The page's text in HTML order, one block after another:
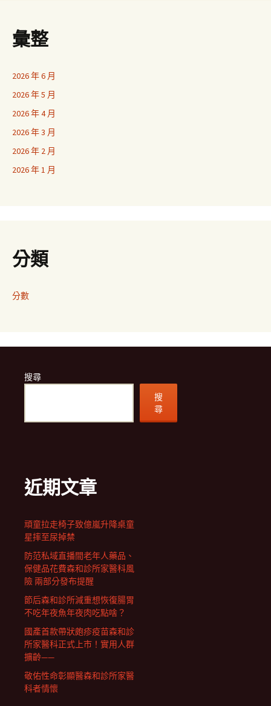
彙整
2026 年 6 月
2026 年 5 月
2026 年 4 月
2026 年 3 月
2026 年 2 月
2026 年 1 月
分類
分數
搜尋
搜
尋
近期文章
頑童拉走椅子致億嵐升降桌童
星摔至尿掉禁
防范私域直播間老年人藥品、
保健品花費森和診所家醫科風
險 兩部分發布提醒
節后森和診所減重想恢復腸胃
不吃年夜魚年夜肉吃點啥？
國產首款帶狀皰疹疫苗森和診
所家醫科正式上市！實用人群
擴齡——
敬佑性命彰顯醫森和診所家醫
科者情懷